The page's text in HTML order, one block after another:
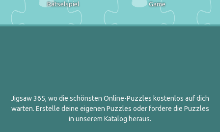
Rätselspiel
Game
Jigsaw 365, wo die schönsten Online-Puzzles kostenlos auf dich
warten. Erstelle deine eigenen Puzzles oder fordere die Puzzles
in unserem Katalog heraus.